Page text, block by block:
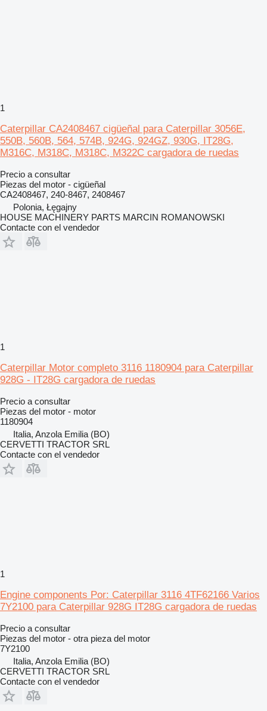
1
Caterpillar CA2408467 cigüeñal para Caterpillar 3056E,
550B, 560B, 564, 574B, 924G, 924GZ, 930G, IT28G,
M316C, M318C, M318C, M322C cargadora de ruedas
Precio a consultar
Piezas del motor - cigüeñal
CA2408467, 240-8467, 2408467
Polonia, Łęgajny
HOUSE MACHINERY PARTS MARCIN ROMANOWSKI
Contacte con el vendedor
1
Caterpillar Motor completo 3116 1180904 para Caterpillar
928G - IT28G cargadora de ruedas
Precio a consultar
Piezas del motor - motor
1180904
Italia, Anzola Emilia (BO)
CERVETTI TRACTOR SRL
Contacte con el vendedor
1
Engine components Por: Caterpillar 3116 4TF62166 Varios
7Y2100 para Caterpillar 928G IT28G cargadora de ruedas
Precio a consultar
Piezas del motor - otra pieza del motor
7Y2100
Italia, Anzola Emilia (BO)
CERVETTI TRACTOR SRL
Contacte con el vendedor